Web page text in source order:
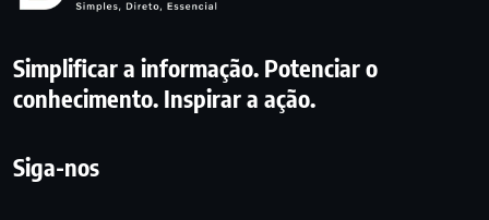
Simplificar a informação. Potenciar o
conhecimento. Inspirar a ação.
Siga-nos